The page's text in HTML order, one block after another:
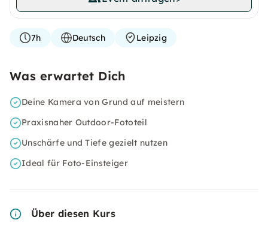
7h Deutsch Leipzig
Was erwartet Dich
Deine Kamera von Grund auf meistern
Praxisnaher Outdoor-Fototeil
Unschärfe und Tiefe gezielt nutzen
Ideal für Foto-Einsteiger
Über diesen Kurs